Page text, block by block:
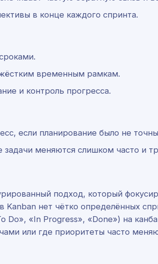
в конце каждого спринта.
временным рамкам.
и контроль прогресса.
если планирование было не
меняются слишком часто и
подход, который
Kanban нет чётко определённых
Do», «In Progress», «Done») на
или где приоритеты часто